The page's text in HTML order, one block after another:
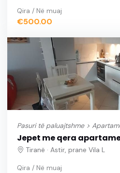
Qira / Në muaj
€500.00
Pasuri të paluajtshme >
Jepet me qera
Tiranë · Astir, prane Vila L
Qira / Në muaj